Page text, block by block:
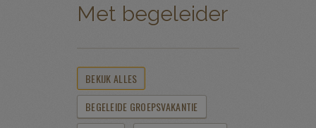
Met begeleider
BEKIJK ALLES
BEGELEIDE GROEPSVAKANTIE